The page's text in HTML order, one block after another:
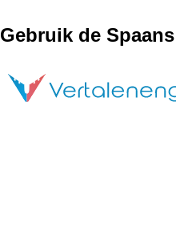
Gebruik de